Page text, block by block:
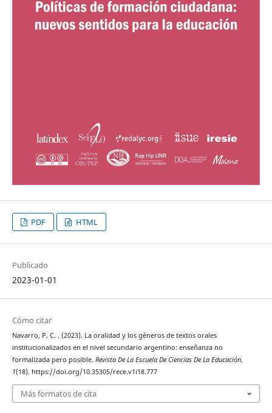
PDF HTML
Publicado
2023-01-01
Cómo citar
Navarro, P. C. . (2023). La oralidad y los géneros de textos orales
institucionalizados en el nivel secundario argentino: enseñanza no
formalizada pero posible. Revista De La Escuela De Ciencias De La Educación,
1(18). https://doi.org/10.35305/rece.v1i18.777
Más formatos de cita